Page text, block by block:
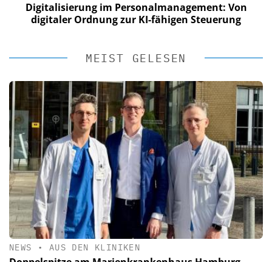
Digitalisierung im Personalmanagement: Von
digitaler Ordnung zur KI-fähigen Steuerung
MEIST GELESEN
NEWS • AUS DEN KLINIKEN